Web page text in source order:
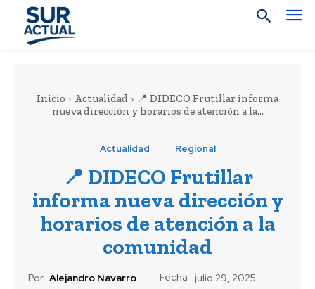
Inicio Actualidad
📍 DIDECO Frutillar informa
nueva dirección y horarios de atención a la...
Actualidad Regional
📍 DIDECO Frutillar
informa nueva dirección y
horarios de atención a la
comunidad
Por Alejandro Navarro Fecha julio 29, 2025